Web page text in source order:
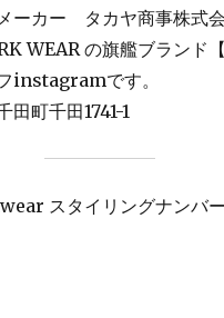
ーカー タカヤ商事株式
WEAR の旗艦ブランド
instagramです。
田町千田1741-1
スタイリングナンバ